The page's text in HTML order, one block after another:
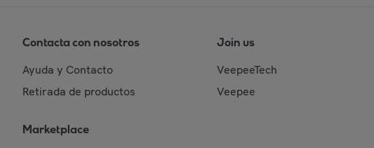
Contacta con nosotros
Ayuda y Contacto
Retirada de productos
Marketplace
Join us
VeepeeTech
Veepee